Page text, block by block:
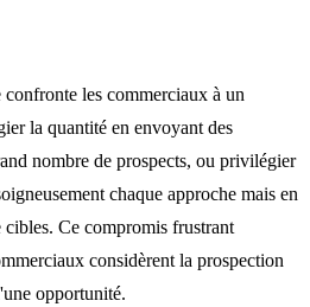
les commerciaux à un
la quantité en envoyant des
nombre de prospects, ou privilégier
chaque approche mais en
Ce compromis frustrant
considèrent la prospection
opportunité.